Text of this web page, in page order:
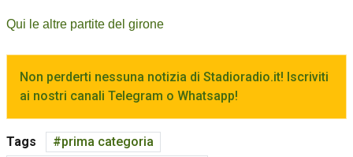
Qui le altre partite del girone
Non perderti nessuna notizia di Stadioradio.it! Iscriviti
ai nostri canali Telegram o Whatsapp!
Tags
prima categoria